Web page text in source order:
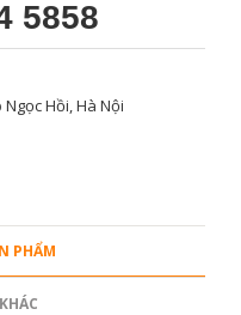
5858
Ngọc Hồi, Hà Nội
PHẨM